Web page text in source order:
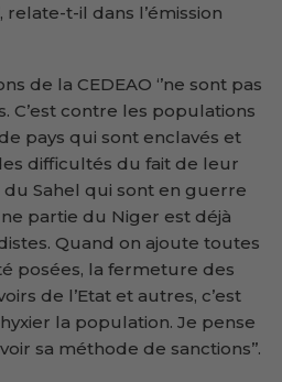
relate-t-il dans l’émission
de la CEDEAO ‘’ne sont pas
C’est contre les populations
pays qui sont enclavés et
difficultés du fait de leur
du Sahel qui sont en guerre
partie du Niger est déjà
Quand on ajoute toutes
posées, la fermeture des
de l’Etat et autres, c’est
la population. Je pense
sa méthode de sanctions’’.